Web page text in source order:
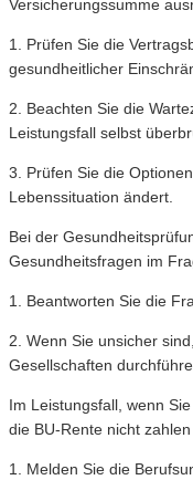
Versicherungssumme
1. Prüfen Sie die
gesundheitlicher
2. Beachten Sie die
Leistungsfall selbst
3. Prüfen Sie die
Lebenssituation ändert.
Bei der
Gesundheitsfragen im
1. Beantworten Sie die
2. Wenn Sie unsicher
Gesellschaften
Im Leistungsfall, wenn
die BU-Rente nicht
1. Melden Sie die